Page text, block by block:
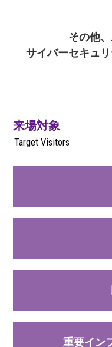
その他
サイバーセキュ
来場対象
Target Visitors
重要イン